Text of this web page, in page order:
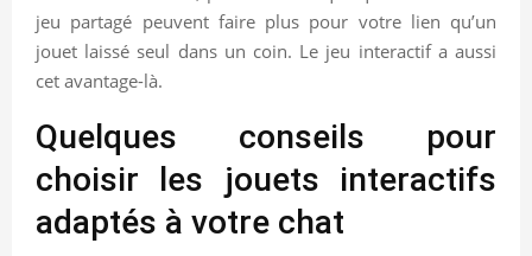
jeu partagé peuvent faire plus pour votre lien qu’un
jouet laissé seul dans un coin. Le jeu interactif a aussi
cet avantage-là.
Quelques conseils pour
choisir les jouets interactifs
adaptés à votre chat